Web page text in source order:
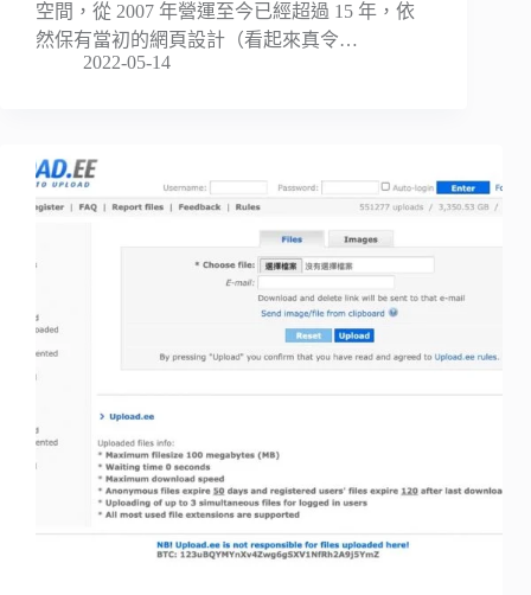
空間，從 2007 年營運至今已經超過 15 年，依
然保有當初的網頁設計（看起來真令…
2022-05-14